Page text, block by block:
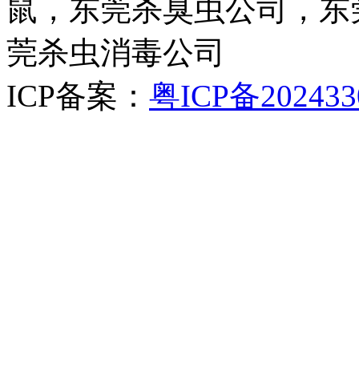
鼠，东莞杀臭虫公司，
莞杀虫消毒公司
ICP备案： 粤ICP备